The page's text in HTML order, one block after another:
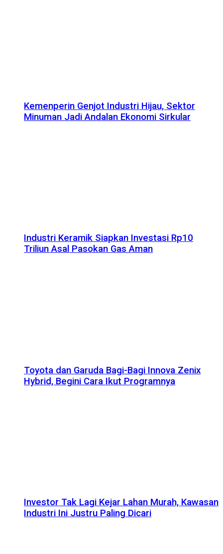
Kemenperin Genjot Industri Hijau, Sektor
Minuman Jadi Andalan Ekonomi Sirkular
Industri Keramik Siapkan Investasi Rp10
Triliun Asal Pasokan Gas Aman
Toyota dan Garuda Bagi-Bagi Innova Zenix
Hybrid, Begini Cara Ikut Programnya
Investor Tak Lagi Kejar Lahan Murah, Kawasan
Industri Ini Justru Paling Dicari